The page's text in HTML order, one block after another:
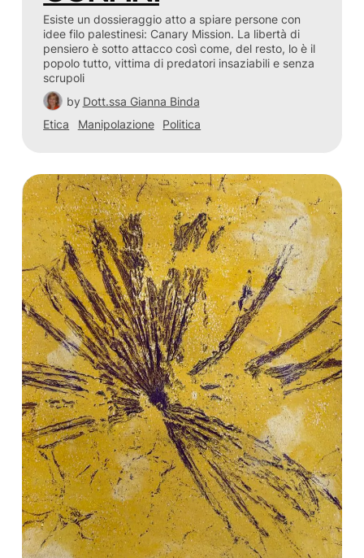
Esiste un dossieraggio atto a spiare persone con
idee filo palestinesi: Canary Mission. La libertà di
pensiero è sotto attacco così come, del resto, lo è il
popolo tutto, vittima di predatori insaziabili e senza
scrupoli
by Dott.ssa Gianna Binda
Etica
Manipolazione Politica